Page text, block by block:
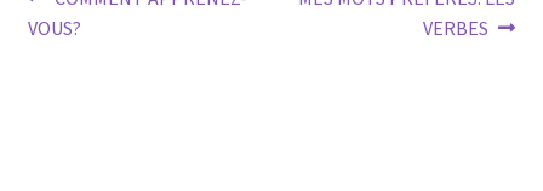
navigation
post:
VOUS?
VERBES